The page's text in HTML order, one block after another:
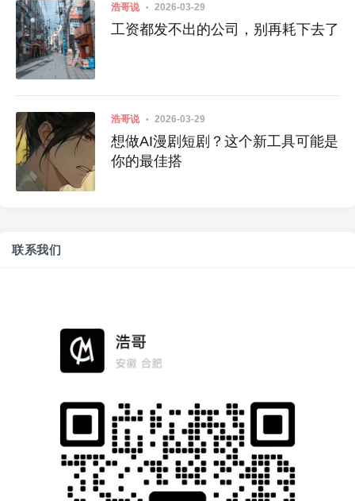
浩哥说 2026-03-29
工资都发不出的公司，别再耗下去了
浩哥说 2026-03-29
想做AI漫剧短剧？这个新工具可能是
你的最佳搭
联系我们